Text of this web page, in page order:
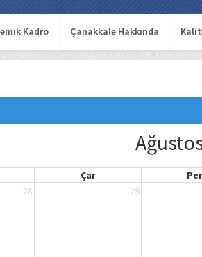
Kadro Çanakkale Hakkında
Çar Per
28 29